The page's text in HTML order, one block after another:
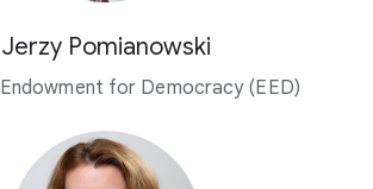
Jerzy Pomianowski
for Democracy (EED)